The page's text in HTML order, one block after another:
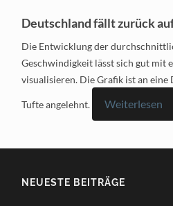
Deutschland fällt zurück
Die Entwicklung der
Geschwindigkeit lässt sich gut mit
visualisieren. Die Grafik ist an
Tufte angelehnt. Weiterlesen
NEUESTE BEITRÄGE